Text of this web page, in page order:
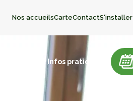
Nos accueilsCarteContactS'installer
Infos pratiques
Agenda